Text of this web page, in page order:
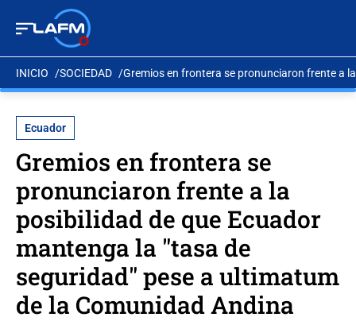
INICIO SOCIEDAD Gremios en frontera se pronunciaron frente a
Ecuador
Gremios en frontera se
pronunciaron frente a la
posibilidad de que Ecuador
mantenga la "tasa de
seguridad" pese a ultimatum
de la Comunidad Andina